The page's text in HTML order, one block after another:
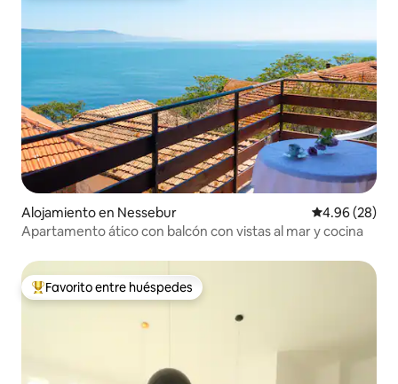
Alojamiento en Nessebur Calificación
4.96 (28)
Apartamento ático con balcón con vistas al mar y cocina
Favorito entre huéspedes preferido
Favorito entre huéspedes